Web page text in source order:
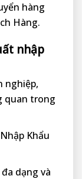
hàng
Hàng.
nhập
nghiệp,
quan trong
Khẩu
dạng và